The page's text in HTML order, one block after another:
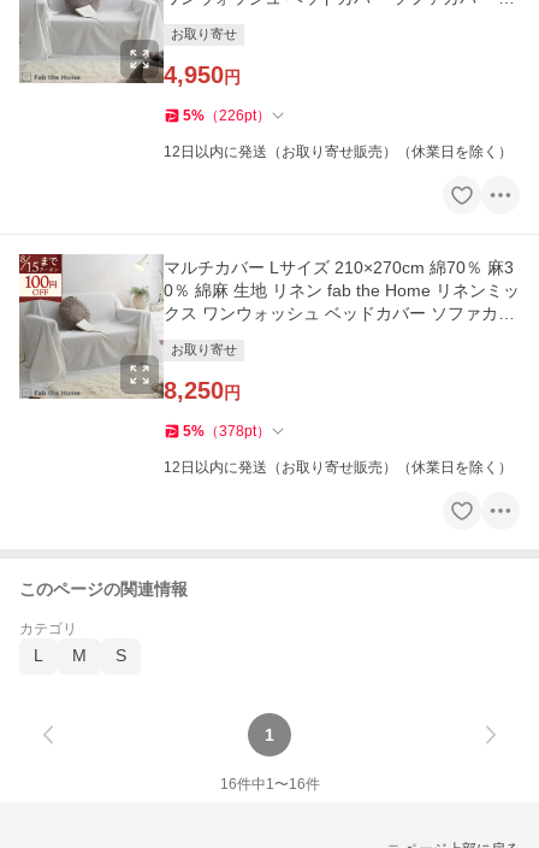
お取り寄せ
4,950円
5% （226pt）
12日以内に発送（お取り寄せ販売）（休業日を除く）
マルチカバー Lサイズ 210×270cm 綿70％ 麻3
0％ 綿麻 生地 リネン fab the Home リネンミッ
クス ワンウォッシュ ベッドカバー ソファカバ
お取り寄せ
8,250円
5% （378pt）
12日以内に発送（お取り寄せ販売）（休業日を除く）
このページの関連情報
カテゴリ
L M S
1
16件中1〜16件